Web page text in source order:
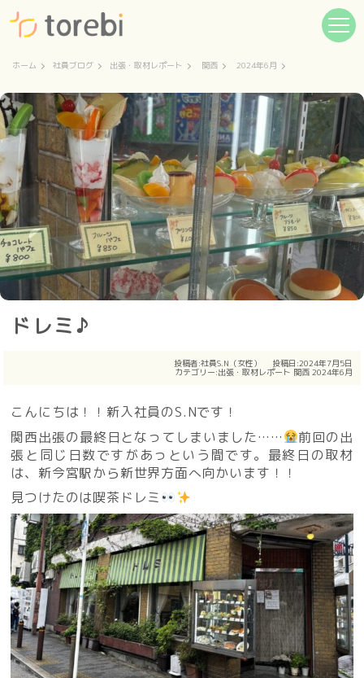
ホーム 社員ブログ 出張・取材レポート 関西 2024年6月
ドレミ♪
投稿者:社員S.N（女性） 投稿日:2024年7月5日
カテゴリー:出張・取材レポート 関西 2024年6月
こんにちは！！新入社員のS.Nです！
関西出張の最終日となってしまいました……
前回の出
張と同じ日数ですがあっという間です。最終日の取材
は、新今宮駅から新世界方面へ向かいます！！
見つけたのは喫茶ドレミ